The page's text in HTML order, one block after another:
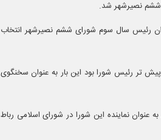
نصیرشهر شد.
اسلامی نصیرشهر، مسعود اصغری با کسب ۵ رأی به عنوان رئیس سال سوم شورای ششم نصیرشهر انتخاب
تر رئیس شورا بود این بار به عنوان سخنگوی
نماینده این شورا در شورای اسلامی رباط